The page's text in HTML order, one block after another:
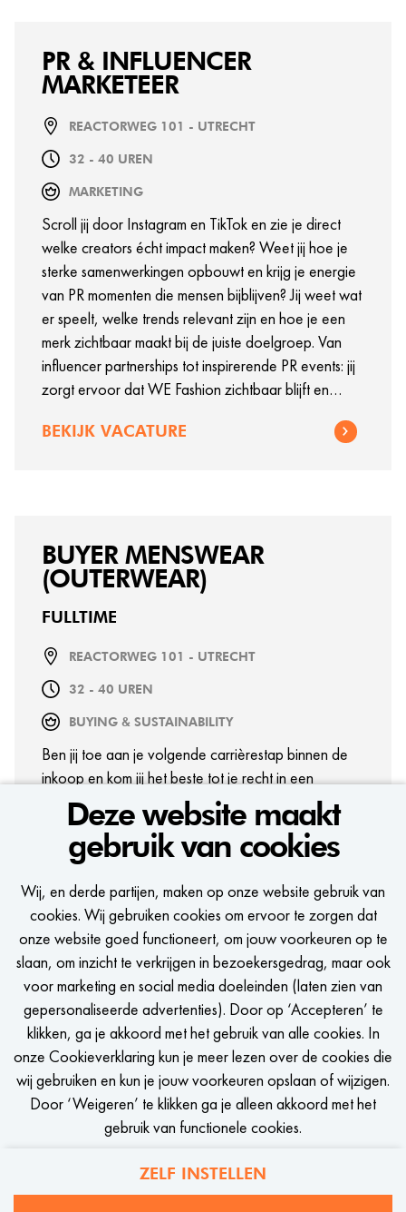
Deze website maakt
gebruik van cookies
Wij, en derde partijen, maken op onze website gebruik van
cookies. Wij gebruiken cookies om ervoor te zorgen dat
onze website goed functioneert, om jouw voorkeuren op te
slaan, om inzicht te verkrijgen in bezoekersgedrag, maar ook
voor marketing en social media doeleinden (laten zien van
gepersonaliseerde advertenties). Door op ‘Accepteren’ te
klikken, ga je akkoord met het gebruik van alle cookies. In
onze Cookieverklaring kun je meer lezen over de cookies die
wij gebruiken en kun je jouw voorkeuren opslaan of wijzigen.
Door ‘Weigeren’ te klikken ga je alleen akkoord met het
gebruik van functionele cookies.
ZELF INSTELLEN
PR & INFLUENCER
MARKETEER
REACTORWEG 101 - UTRECHT
32 - 40 UREN
MARKETING
Scroll jij door Instagram en TikTok en zie je direct
welke creators écht impact maken? Weet jij hoe je
sterke samenwerkingen opbouwt en krijg je energie
van PR momenten die mensen bijblijven? Jij weet wat
er speelt, welke trends relevant zijn en hoe je een
merk zichtbaar maakt bij de juiste doelgroep. Van
influencer partnerships tot inspirerende PR events: jij
zorgt ervoor dat WE Fashion zichtbaar blijft en
als jouw volgende stap? Dan zoeken wij jou als
BEKIJK VACATURE
BUYER MENSWEAR
(OUTERWEAR)
FULLTIME
REACTORWEG 101 - UTRECHT
32 - 40 UREN
BUYING & SUSTAINABILITY
Ben jij toe aan je volgende carrièrestap binnen de
inkoop en kom jij het beste tot je recht in een
dynamische omgeving? Als Buyer Menswear werk
je nauw samen met leveranciers en interne teams om
hoogwaardige collecties te realiseren, met oog
een Buying Assistant aan en zorg je voor
strategische analyses en procesoptimalisatie. Iets
voor jou? Haal dan alles uit de kast als Buyer en
word een trendsetter bij WE Fashion!
BEKIJK VACATURE
CALL-TO-ACTION BIJ MEER VACATURES